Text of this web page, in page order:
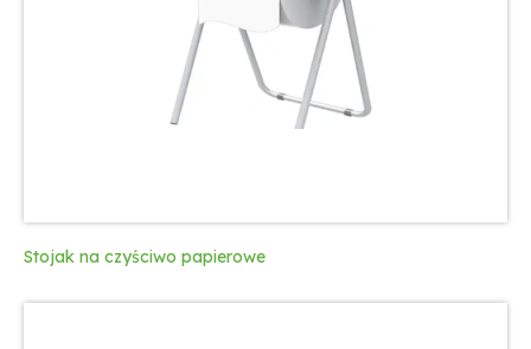
Stojak na czyściwo papierowe